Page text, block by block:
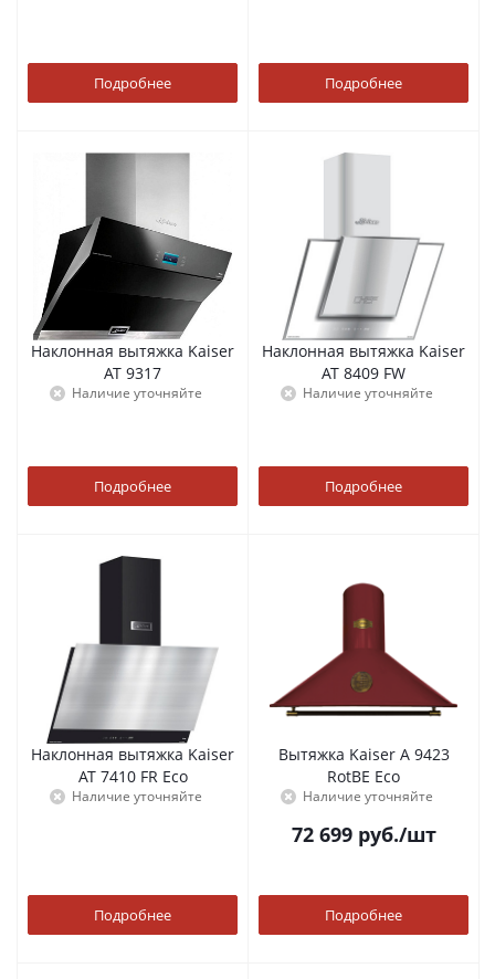
Подробнее Подробнее
Наклонная вытяжка Kaiser
AT 9317
Наличие уточняйте
Подробнее
Наклонная вытяжка Kaiser
AT 8409 FW
Наличие уточняйте
Подробнее
Наклонная вытяжка Kaiser
AT 7410 FR Eco
Наличие уточняйте
Подробнее
Вытяжка Kaiser A 9423
RotBE Eco
Наличие уточняйте
72 699руб./шт
Подробнее